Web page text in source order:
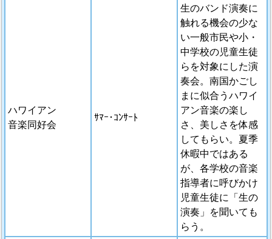
ハワイアン
音楽同好会
ｻﾏｰ･ｺﾝｻｰﾄ
生のバンド演奏に
触れる機会の少な
い一般市民や小・
中学校の児童生徒
らを対象にした演
奏会。南国かごし
まに似合うハワイ
アン音楽の楽し
さ、美しさを体感
してもらい。夏季
休暇中ではある
が、各学校の音楽
指導者に呼びかけ
児童生徒に「生の
演奏」を聞いても
らう。